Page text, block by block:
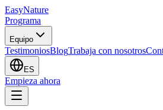
EasyNature
Programa
Equipo
TestimoniosBlogTrabaja con nosotros
ES
Empieza ahora